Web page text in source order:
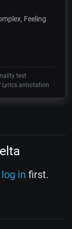
Feeling
test
Lyrics annotation
log in first.